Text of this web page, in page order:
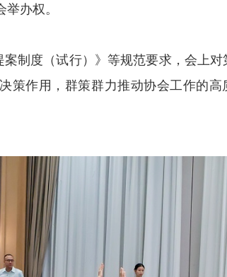
办权。
制度（试行）》等规范要求，会上对
策作用，群策群力推动协会工作的高